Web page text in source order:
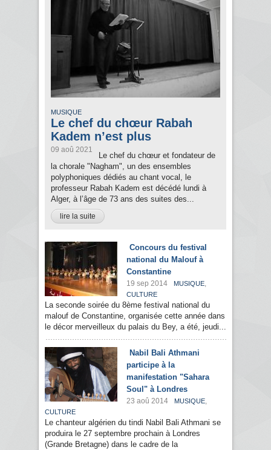
MUSIQUE
Le chef du chœur Rabah
Kadem n’est plus
09 aoû 2021
Le chef du chœur et fondateur de
la chorale "Nagham", un des ensembles
polyphoniques dédiés au chant vocal, le
professeur Rabah Kadem est décédé lundi à
Alger, à l’âge de 73 ans des suites des...
lire la suite
Concours du festival
national du Malouf à
Constantine
19 sep 2014 MUSIQUE,
CULTURE
La seconde soirée du 8ème festival national du
malouf de Constantine, organisée cette année dans
le décor merveilleux du palais du Bey, a été, jeudi...
Nabil Bali Athmani
participe à la
manifestation "Sahara
Soul" à Londres
23 aoû 2014 MUSIQUE,
CULTURE
Le chanteur algérien du tindi Nabil Bali Athmani se
produira le 27 septembre prochain à Londres
(Grande Bretagne) dans le cadre de la